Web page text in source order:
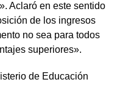
Aclaró en este sentido
de los ingresos
no sea para todos
superiores».
de Educación